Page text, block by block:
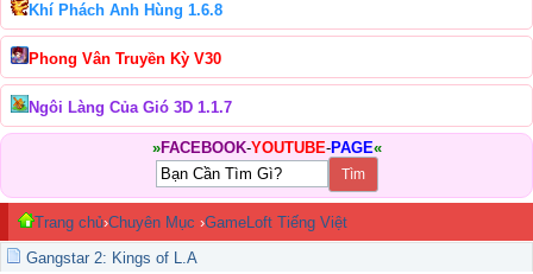
Khí Phách Anh Hùng 1.6.8
Phong Vân Truyền Kỳ V30
Ngôi Làng Của Gió 3D 1.1.7
»FACEBOOK-YOUTUBE-PAGE«
Trang chủ›Chuyên Mục ›GameLoft Tiếng Việt
Gangstar 2: Kings of L.A